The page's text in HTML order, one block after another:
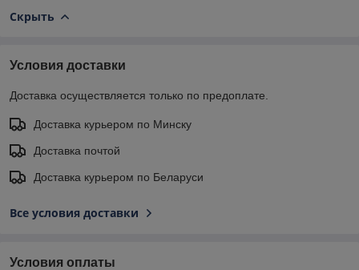
Скрыть
Условия доставки
Доставка осуществляется только по предоплате.
Доставка курьером по Минску
Доставка почтой
Доставка курьером по Беларуси
Все условия доставки
Условия оплаты